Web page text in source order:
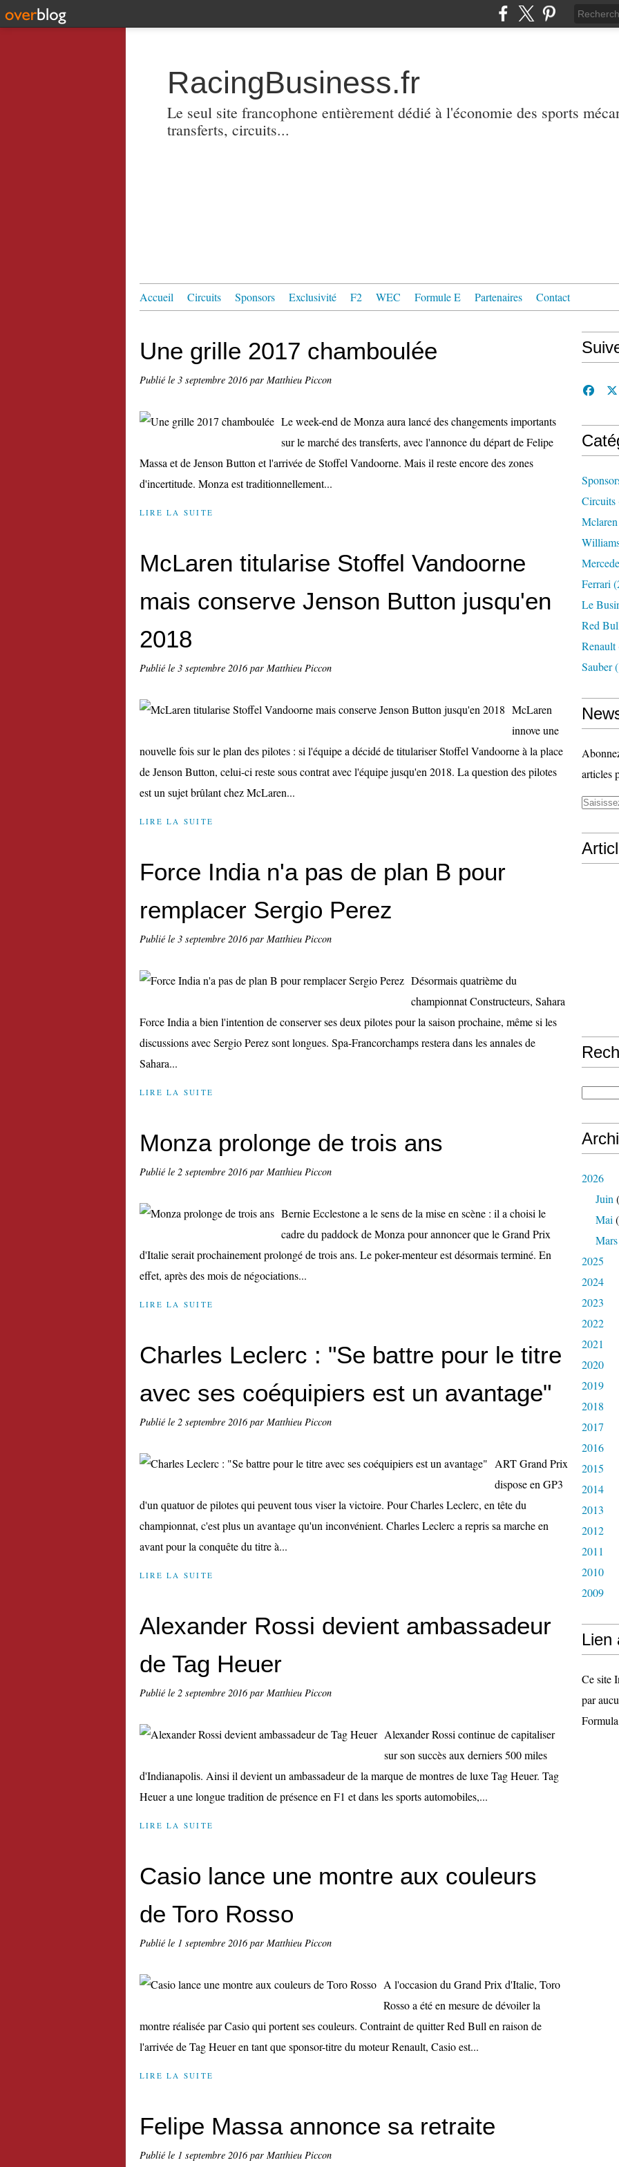
RacingBusiness.fr
Le seul site francophone entièrement dédié à l'économie des sports
transferts, circuits...
Accueil Circuits Sponsors Exclusivité F2 WEC Formule E Partenaires Contact
Une grille 2017 chamboulée
Publié le 3 septembre 2016par Matthieu Piccon
Le week-end de Monza aura lancé des changements importants
sur le marché des transferts, avec l'annonce du départ de Felipe
Massa et de Jenson Button et l'arrivée de Stoffel Vandoorne. Mais il reste encore des zones
d'incertitude. Monza est traditionnellement...
LIRE LA SUITE
McLaren titularise Stoffel Vandoorne
mais conserve Jenson Button jusqu'en
2018
Publié le 3 septembre 2016par Matthieu Piccon
McLaren
innove une
nouvelle fois sur le plan des pilotes : si l'équipe a décidé de titulariser Stoffel Vandoorne à la place
de Jenson Button, celui-ci reste sous contrat avec l'équipe jusqu'en 2018. La question des pilotes
est un sujet brûlant chez McLaren...
LIRE LA SUITE
Force India n'a pas de plan B pour
remplacer Sergio Perez
Publié le 3 septembre 2016par Matthieu Piccon
Désormais quatrième du
championnat Constructeurs, Sahara
Force India a bien l'intention de conserver ses deux pilotes pour la saison prochaine, même si les
discussions avec Sergio Perez sont longues. Spa-Francorchamps restera dans les annales de
Sahara...
LIRE LA SUITE
Monza prolonge de trois ans
Publié le 2 septembre 2016par Matthieu Piccon
Bernie Ecclestone a le sens de la mise en scène : il a choisi le
cadre du paddock de Monza pour annoncer que le Grand Prix
d'Italie serait prochainement prolongé de trois ans. Le poker-menteur est désormais terminé. En
effet, après des mois de négociations...
LIRE LA SUITE
Charles Leclerc : "Se battre pour le titre
avec ses coéquipiers est un avantage"
Publié le 2 septembre 2016par Matthieu Piccon
ART Grand Prix
dispose en GP3
d'un quatuor de pilotes qui peuvent tous viser la victoire. Pour Charles Leclerc, en tête du
championnat, c'est plus un avantage qu'un inconvénient. Charles Leclerc a repris sa marche en
avant pour la conquête du titre à...
LIRE LA SUITE
Alexander Rossi devient ambassadeur
de Tag Heuer
Publié le 2 septembre 2016par Matthieu Piccon
Alexander Rossi continue de capitaliser
sur son succès aux derniers 500 miles
d'Indianapolis. Ainsi il devient un ambassadeur de la marque de montres de luxe Tag Heuer. Tag
Heuer a une longue tradition de présence en F1 et dans les sports automobiles,...
LIRE LA SUITE
Casio lance une montre aux couleurs
de Toro Rosso
Publié le 1 septembre 2016par Matthieu Piccon
A l'occasion du Grand Prix d'Italie, Toro
Rosso a été en mesure de dévoiler la
montre réalisée par Casio qui portent ses couleurs. Contraint de quitter Red Bull en raison de
l'arrivée de Tag Heuer en tant que sponsor-titre du moteur Renault, Casio est...
LIRE LA SUITE
Felipe Massa annonce sa retraite
Publié le 1 septembre 2016par Matthieu Piccon
Circuits
Mclaren
Ferrari
Le
Red
Renault
Sauber
articles
2026
Juin
Mai
Mars
2025
2024
2023
2022
2021
2020
2019
2018
2017
2016
2015
2014
2013
2012
2011
2010
2009
Lien
Ce site
par